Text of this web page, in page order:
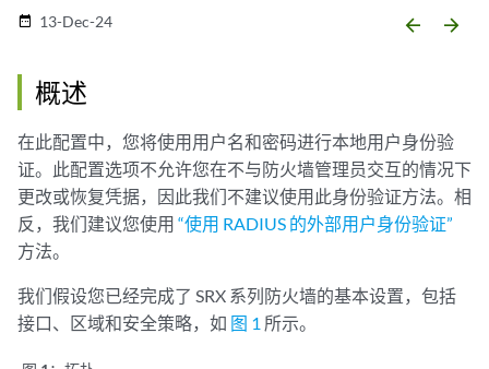
date_range 13-Dec-24 arrow_backward arrow_forward
概述
在此配置中，您将使用用户名和密码进行本地用户身份验
证。此配置选项不允许您在不与防火墙管理员交互的情况下
更改或恢复凭据，因此我们不建议使用此身份验证方法。相
反，我们建议您使用 “使用 RADIUS 的外部用户身份验证”
方法。
我们假设您已经完成了 SRX 系列防火墙的基本设置，包括
接口、区域和安全策略，如 图 1 所示。